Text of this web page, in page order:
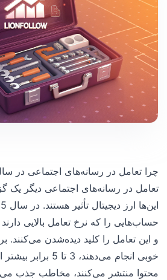
چرا تعامل در رسانه‌های اجتماعی در سال 2025 اهمیت
تعامل در رسانه‌های اجتماعی دیگر یک
حساب‌هایی را که نرخ تعامل بالایی
و این تعامل را کلید دیده‌شدن می‌کنند.
خوبی انجام می‌دهند، 3
محتوا منتشر می‌کنند، مخاطب جذب